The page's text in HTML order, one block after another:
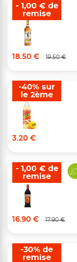
18.50 € 19.50 €
- 1,00 € de
remise
3.20 €
-40% sur
le 2ème
16.90 € 17.90 €
- 1,00 € de
remise
-30% de
remise